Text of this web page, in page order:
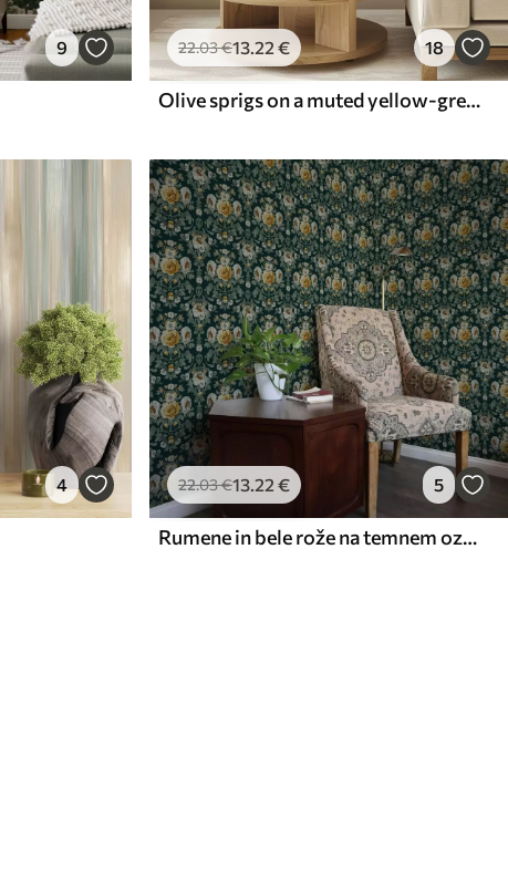
9 22.03€13.22 € 18
Olive sprigs on a muted yellow-green textured ground
4 22.03€13.22 € 5
Rumene in bele rože na temnem ozadju